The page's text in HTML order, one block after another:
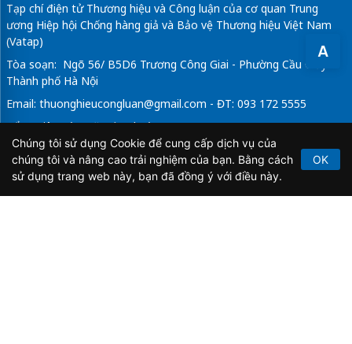
A
Tạp chí điện tử Thương hiệu và Công luận của cơ quan Trung
ương Hiệp hội Chống hàng giả và Bảo vệ Thương hiệu Việt Nam
(Vatap)
Tòa soạn: Ngõ 56/ B5D6 Trương Công Giai - Phường Cầu Giấy -
Thành phố Hà Nội
Email: thuonghieucongluan@gmail.com - ĐT: 093 172 5555
Tổng Biên Tập: Vũ Đức Thuận
Giấy phép hoạt động báo chí điện tử số 64/GP-BTTTT do Bộ
Thông tin và Truyền thông cấp ngày 21/2/2020.
Chúng tôi sử dụng Cookie để cung cấp dịch vụ của
chúng tôi và nâng cao trải nghiệm của bạn. Bằng cách
sử dụng trang web này, bạn đã đồng ý với điều này.
OK